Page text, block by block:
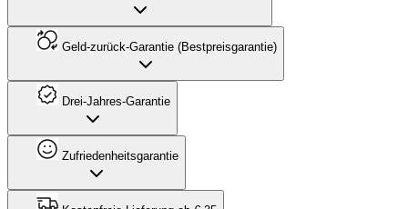
Geld-zurück-Garantie (Bestpreisgarantie)
Drei-Jahres-Garantie
Zufriedenheitsgarantie